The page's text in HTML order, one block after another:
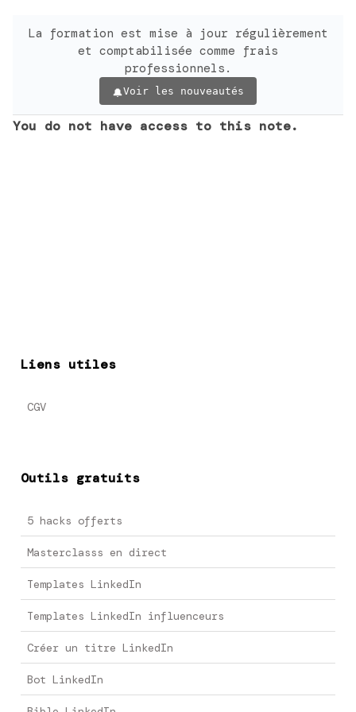
La formation est mise à jour régulièrement
et comptabilisée comme frais
professionnels.
Voir les nouveautés
You do not have access to this note.
Liens utiles
CGV
Outils gratuits
5 hacks offerts
Masterclasss en direct
Templates LinkedIn
Templates LinkedIn influenceurs
Créer un titre LinkedIn
Bot LinkedIn